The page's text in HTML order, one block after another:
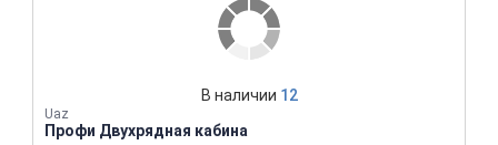
Uaz
Профи Двухрядная кабина
В наличии 12